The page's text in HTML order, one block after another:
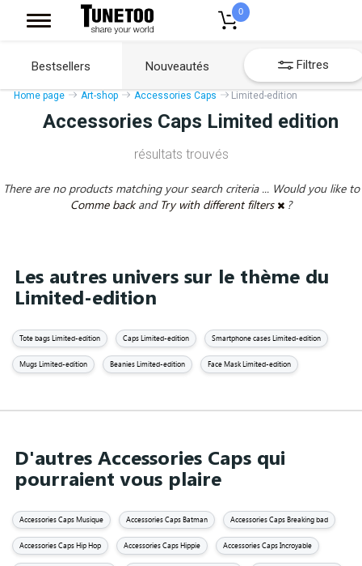
0
Bestsellers Nouveautés Filtres
Home page Art-shop Accessories Caps Limited-edition
Accessories Caps Limited edition
résultats trouvés
There are no products matching your search criteria ... Would you like to
Comme back and Try with different filters ?
Les autres univers sur le thème du
Limited-edition
Tote bags Limited-edition Caps Limited-edition Smartphone cases Limited-edition
Mugs Limited-edition Beanies Limited-edition Face Mask Limited-edition
D'autres Accessories Caps qui
pourraient vous plaire
Accessories Caps Musique Accessories Caps Batman Accessories Caps Breaking bad
Accessories Caps Hip Hop Accessories Caps Hippie Accessories Caps Incroyable